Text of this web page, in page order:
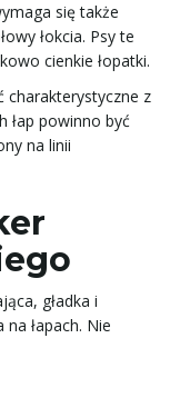
się także
łokcia. Psy te
cienkie łopatki.
charakterystyczne z
łap powinno być
na linii
gładka i
łapach. Nie